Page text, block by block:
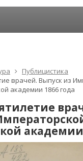
Публицистика
врачей. Выпуск из
академии 1866 года
академии